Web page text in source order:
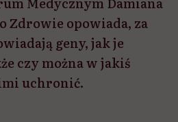
Zdrowie opowiada, za
geny, jak je
czy można w jakiś
uchronić.